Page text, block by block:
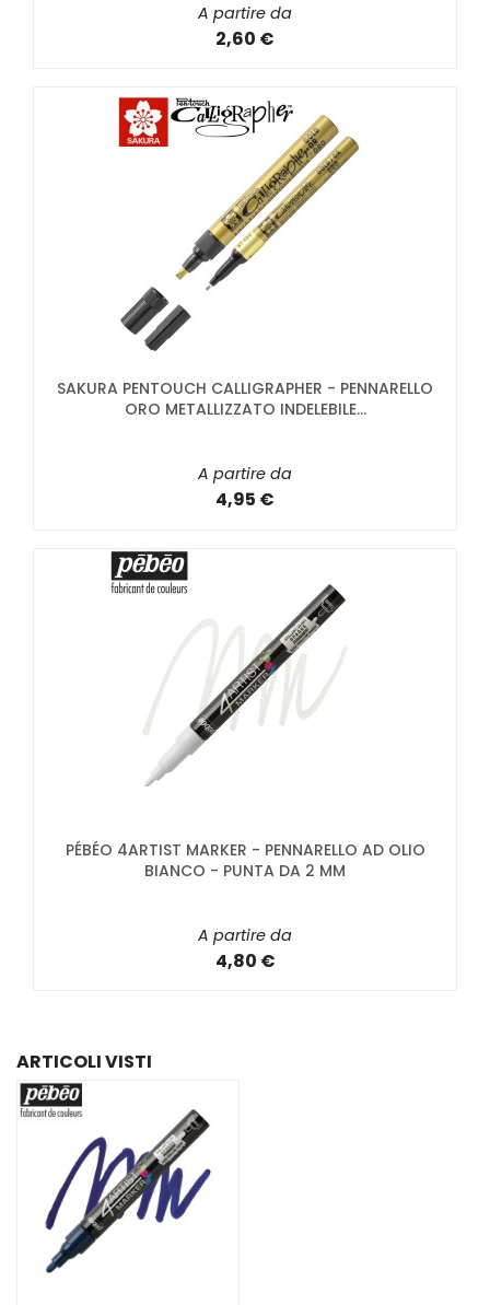
A partire da
2,60 €
SAKURA PENTOUCH CALLIGRAPHER - PENNARELLO
ORO METALLIZZATO INDELEBILE...
A partire da
4,95 €
PÉBÉO 4ARTIST MARKER - PENNARELLO AD OLIO
BIANCO - PUNTA DA 2 MM
A partire da
4,80 €
ARTICOLI VISTI